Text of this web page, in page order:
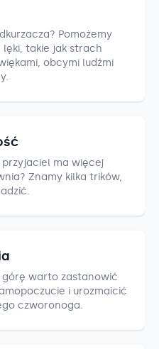
Pomożemy
takie jak strach
obcymi ludźmi
ma więcej
Znamy kilka trików,
górę warto zastanowić
i urozmaicić
czworonoga.